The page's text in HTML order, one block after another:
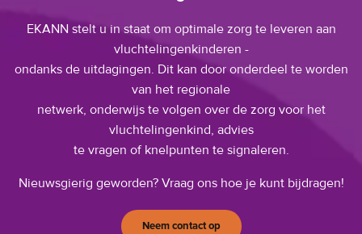
EKANN stelt u in staat om optimale zorg te leveren aan
vluchtelingenkinderen -
ondanks de uitdagingen. Dit kan door onderdeel te worden
van het regionale
netwerk, onderwijs te volgen over de zorg voor het
vluchtelingenkind, advies
te vragen of knelpunten te signaleren.
Nieuwsgierig geworden? Vraag ons hoe je kunt bijdragen!
Neem contact op